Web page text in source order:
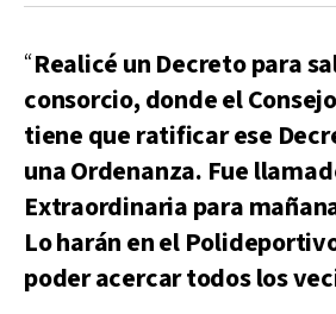
“Realicé un Decreto para
consorcio, donde el
tiene que ratificar ese
una Ordenanza. Fue
Extraordinaria para
Lo harán en el
poder acercar todos los